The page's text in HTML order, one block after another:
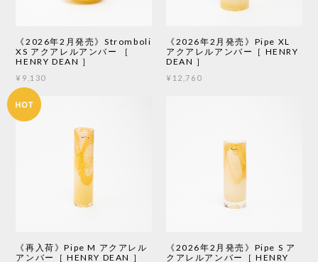
《2026年2月発売》Stromboli
XS アクアレルアンバー ［
HENRY DEAN ］
¥9,130
《2026年2月発売》Pipe XL
アクアレルアンバー［ HENRY
DEAN ］
¥12,760
《再入荷》Pipe M アクアレル
アンバー［ HENRY DEAN ］
《2026年2月発売》Pipe S ア
クアレルアンバー［ HENRY